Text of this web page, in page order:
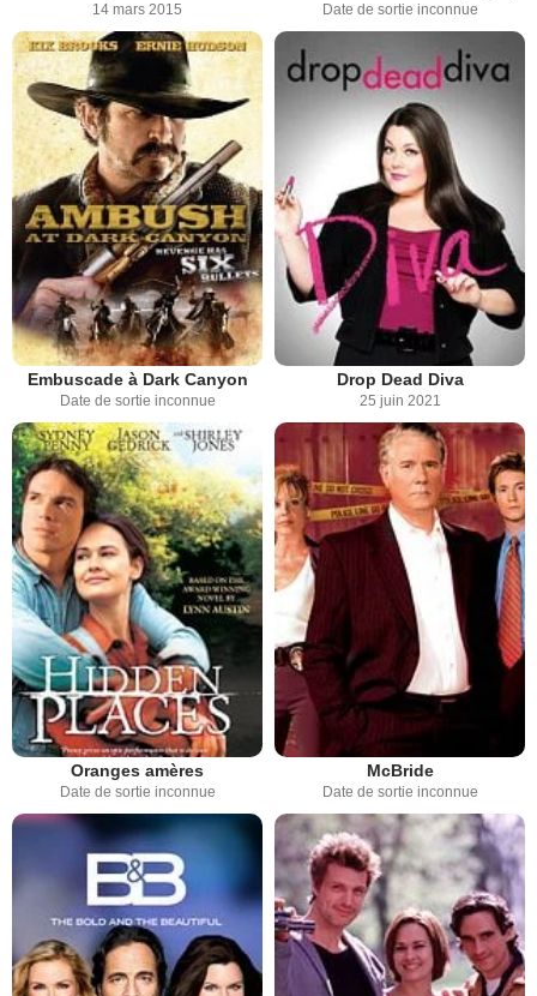
14 mars 2015 Date de sortie inconnue
Embuscade à Dark Canyon
Date de sortie inconnue
Drop Dead Diva
25 juin 2021
Oranges amères
Date de sortie inconnue
McBride
Date de sortie inconnue